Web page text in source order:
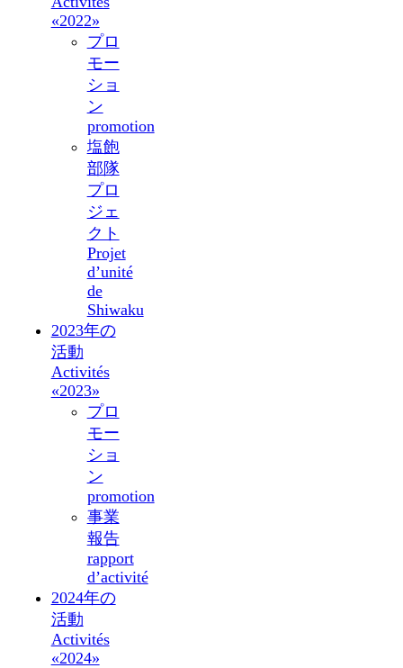
«2022»
プロ
モー
ショ
ン
promotion
塩飽
部隊
プロ
ジェ
クト
Projet
d’unité
de
Shiwaku
2023年の
活動
Activités
«2023»
プロ
モー
ショ
ン
promotion
事業
報告
rapport
d’activité
2024年の
活動
Activités
«2024»